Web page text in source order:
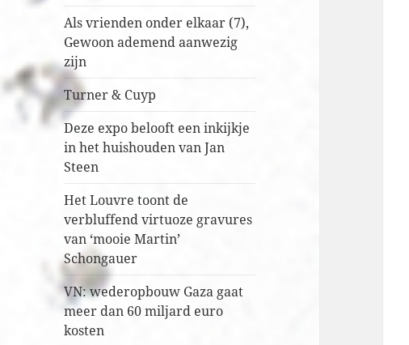
Als vrienden onder elkaar (7),
Gewoon ademend aanwezig
zijn
Turner & Cuyp
Deze expo belooft een inkijkje
in het huishouden van Jan
Steen
Het Louvre toont de
verbluffend virtuoze gravures
van ‘mooie Martin’
Schongauer
VN: wederopbouw Gaza gaat
meer dan 60 miljard euro
kosten